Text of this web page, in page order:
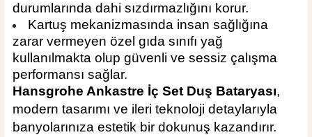
durumlarında dahi sızdırmazlığını korur.
Kartuş mekanizmasında insan sağlığına
zarar vermeyen özel gıda sınıfı yağ
kullanılmakta olup güvenli ve sessiz çalışma
performansı sağlar.
Hansgrohe Ankastre İç Set Duş Bataryası,
modern tasarımı ve ileri teknoloji detaylarıyla
banyolarınıza estetik bir dokunuş kazandırır.